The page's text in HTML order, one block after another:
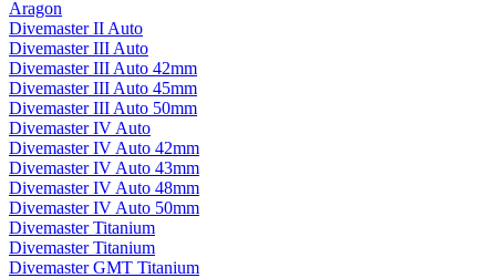
Aragon
Divemaster II Auto
Divemaster III Auto
Divemaster III Auto 42mm
Divemaster III Auto 45mm
Divemaster III Auto 50mm
Divemaster IV Auto
Divemaster IV Auto 42mm
Divemaster IV Auto 43mm
Divemaster IV Auto 48mm
Divemaster IV Auto 50mm
Divemaster Titanium
Divemaster Titanium
Divemaster GMT Titanium